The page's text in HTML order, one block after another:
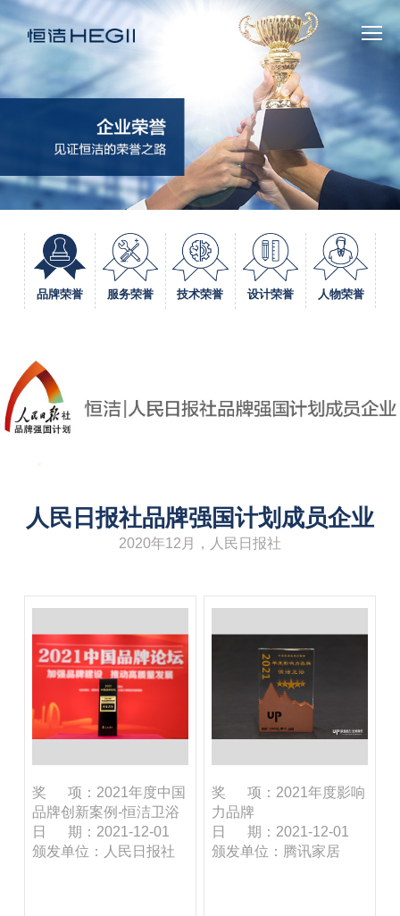
品牌荣誉 服务荣誉 技术荣誉 设计荣誉 人物荣誉
人民日报社品牌强国计划成员企业
2020年12月，人民日报社
奖 项：2021年度中国
品牌创新案例-恒洁卫浴
日 期：2021-12-01
颁发单位：人民日报社
奖 项：2021年度影响
力品牌
日 期：2021-12-01
颁发单位：腾讯家居